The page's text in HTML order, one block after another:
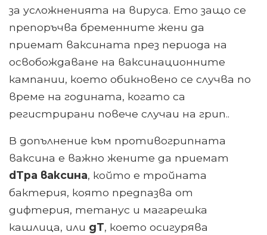
за усложненията на вируса. Ето защо се
препоръчва бременните жени да
приемат ваксината през периода на
освобождаване на ваксинационните
кампании, което обикновено се случва по
време на годината, когато са
регистрирани повече случаи на грип..
В допълнение към противогрипната
ваксина е важно жените да приемат
dTpa ваксина, който е тройната
бактерия, която предпазва от
дифтерия, тетанус и магарешка
кашлица, или дТ, което осигурява